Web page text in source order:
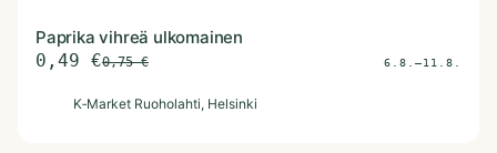
Paprika vihreä ulkomainen
0,49 €0,75€ 6.8.–11.8.
K‑Market Ruoholahti, Helsinki